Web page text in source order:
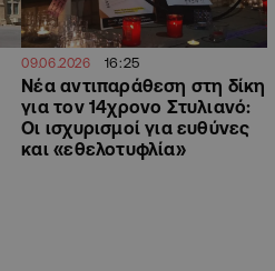
09.06.2026 16:25
Νέα αντιπαράθεση στη δίκη
για τον 14χρονο Στυλιανό:
Οι ισχυρισμοί για ευθύνες
και «εθελοτυφλία»